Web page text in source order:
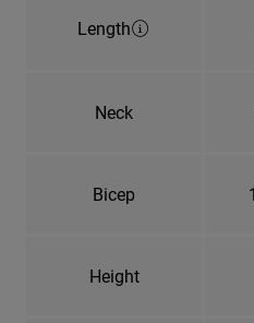
Length
Neck
Bicep
Height